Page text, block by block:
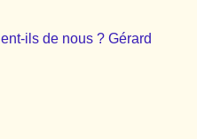
ils de nous ? Gérard